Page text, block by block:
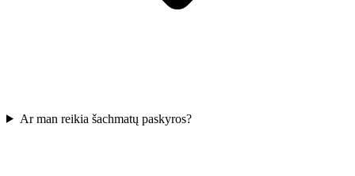
Ar man reikia šachmatų paskyros?